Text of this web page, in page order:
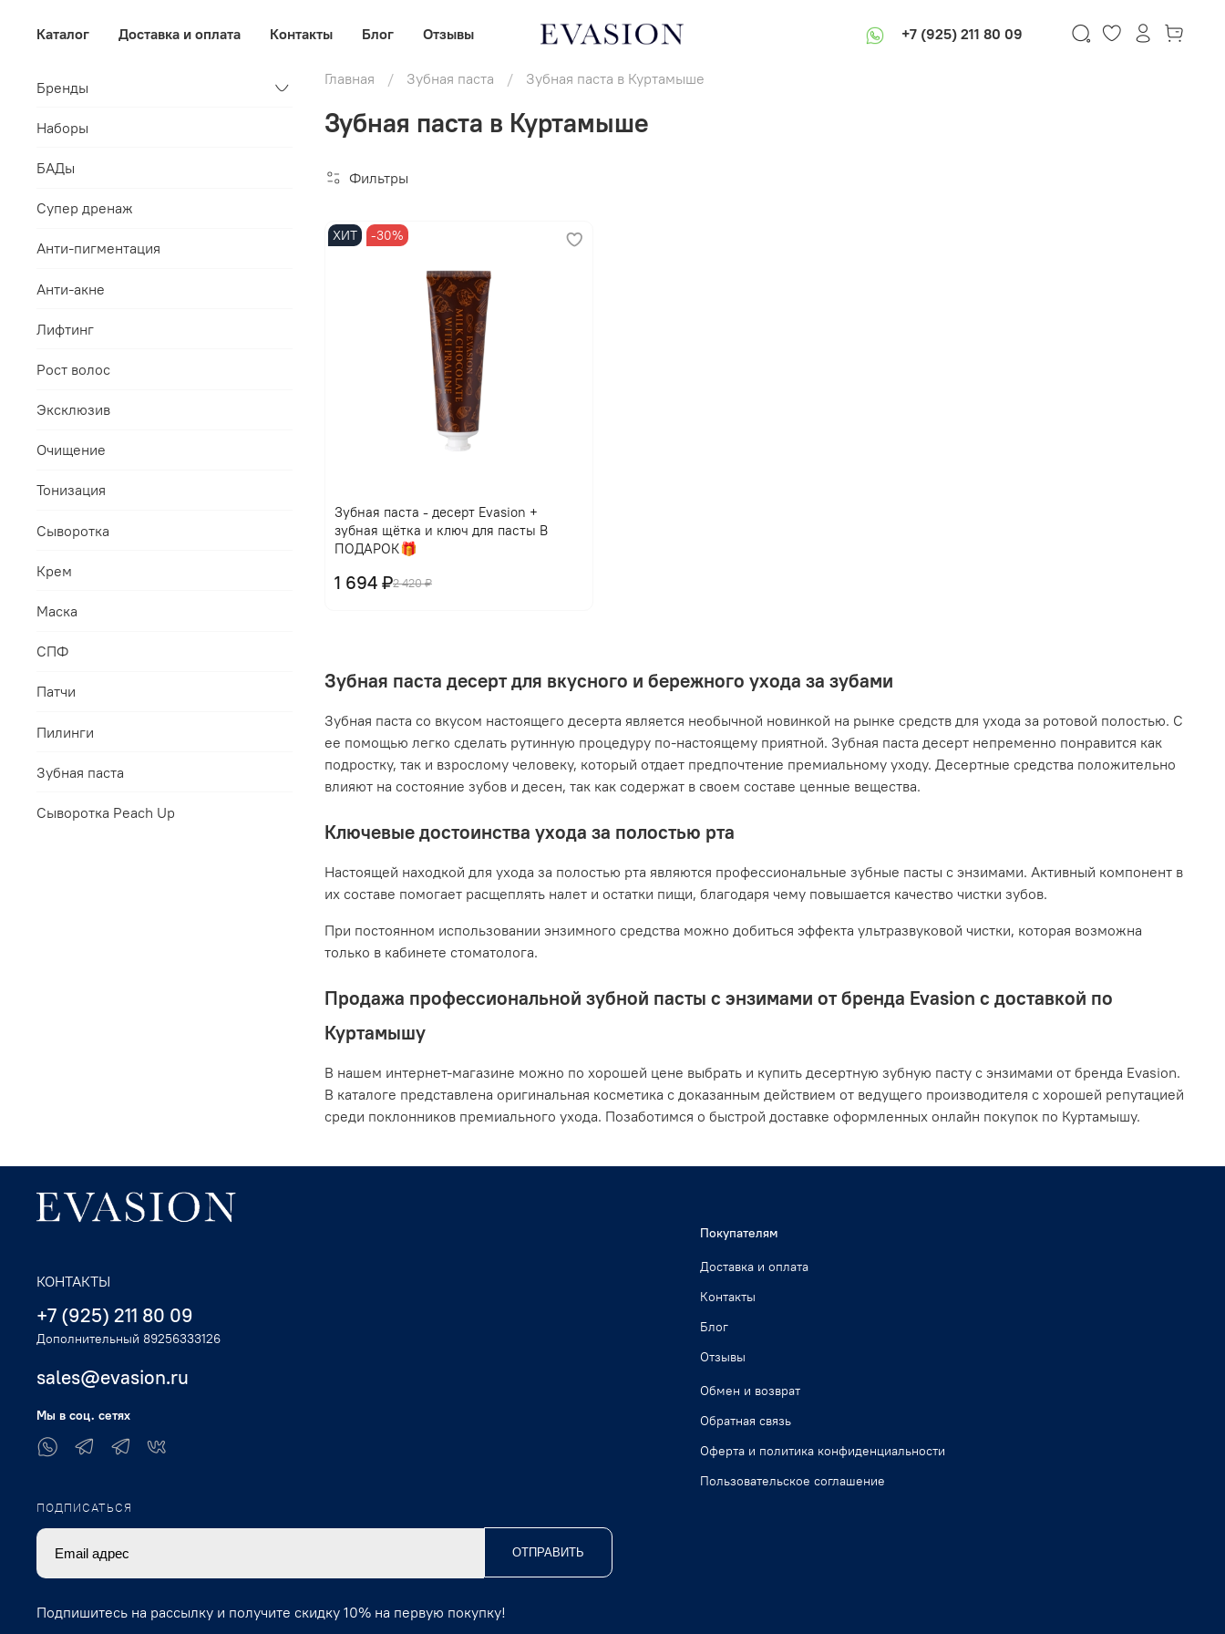
Каталог Доставка и оплата Контакты Блог Отзывы +7 (925) 211 80 09
Главная Зубная паста Зубная паста в Куртамыше
Зубная паста в Куртамыше
Фильтры
ХИТ -30%
Зубная паста - десерт Evasion +
зубная щётка и ключ для пасты В
ПОДАРОК🎁
2 420 ₽
1 694 ₽
В корзину
Зубная паста десерт для вкусного и бережного ухода за зубами
Зубная паста со вкусом настоящего десерта является необычной новинкой на рынке средств для ухода за ротовой полостью. С
ее помощью легко сделать рутинную процедуру по-настоящему приятной. Зубная паста десерт непременно понравится как
подростку, так и взрослому человеку, который отдает предпочтение премиальному уходу. Десертные средства положительно
влияют на состояние зубов и десен, так как содержат в своем составе ценные вещества.
Ключевые достоинства ухода за полостью рта
Настоящей находкой для ухода за полостью рта являются профессиональные зубные пасты с энзимами. Активный компонент в
их составе помогает расщеплять налет и остатки пищи, благодаря чему повышается качество чистки зубов.
При постоянном использовании энзимного средства можно добиться эффекта ультразвуковой чистки, которая возможна
только в кабинете стоматолога.
Продажа профессиональной зубной пасты с энзимами от бренда Evasion с доставкой по
Куртамышу
В нашем интернет-магазине можно по хорошей цене выбрать и купить десертную зубную пасту с энзимами от бренда Evasion.
В каталоге представлена оригинальная косметика с доказанным действием от ведущего производителя с хорошей репутацией
среди поклонников премиального ухода. Позаботимся о быстрой доставке оформленных онлайн покупок по Куртамышу.
Бренды
Наборы
БАДы
Супер дренаж
Анти-пигментация
Анти-акне
Лифтинг
Рост волос
Эксклюзив
Очищение
Тонизация
Сыворотка
Крем
Маска
СПФ
Патчи
Пилинги
Зубная паста
Сыворотка Peach Up
Покупателям
Доставка и оплата
Контакты
Блог
Отзывы
Обмен и возврат
Обратная связь
Оферта и политика конфиденциальности
Пользовательское соглашение
КОНТАКТЫ
+7 (925) 211 80 09
Дополнительный 89256333126
sales@evasion.ru
Мы в соц. сетях
ПОДПИСАТЬСЯ
ОТПРАВИТЬ
Подпишитесь на рассылку и получите скидку 10% на первую покупку!